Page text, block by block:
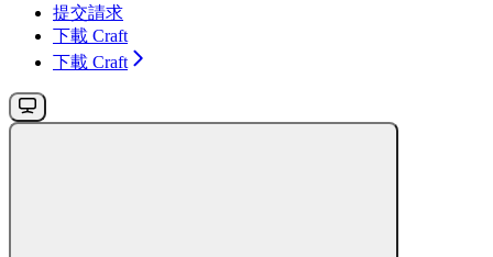
提交請求
下載 Craft
下載 Craft